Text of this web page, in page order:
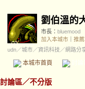
劉伯溫的
市長： bluemood
加入本城市
推
udn／城市／資訊科技 ／網路分
本城市首頁
討論區／不分版